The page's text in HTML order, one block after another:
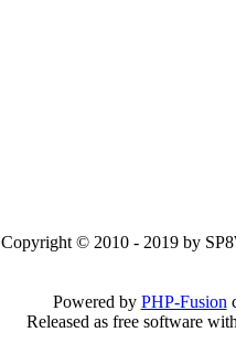
Copyright © 2010 - 2019 by
Powered by PHP-Fusion
Released as free software